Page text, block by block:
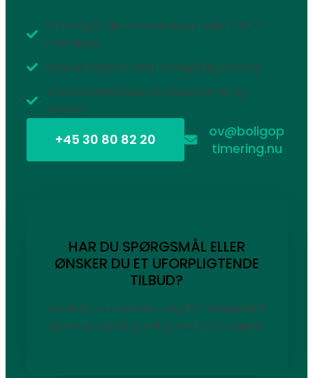
Få svar på din henvendelse inden for 1-3
hverdage
Erfarne fagfolk med mangeårig erfaring
Vi servicerer både privatpersoner og
erhverv
+45 30 80 82 20
ov@boligop
timering.nu
HAR DU SPØRGSMÅL ELLER
ØNSKER DU ET UFORPLIGTENDE
TILBUD?
Kontakt os allerede i dag for kompetent
sparring og rådgivning ved din opgave.